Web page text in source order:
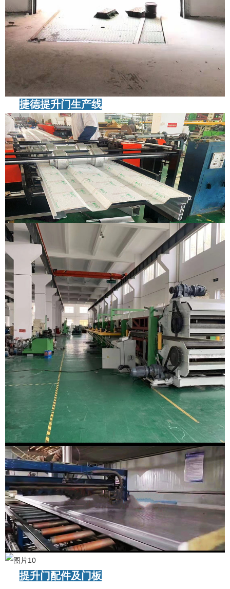
捷德提升门生产线
提升门配件及门板